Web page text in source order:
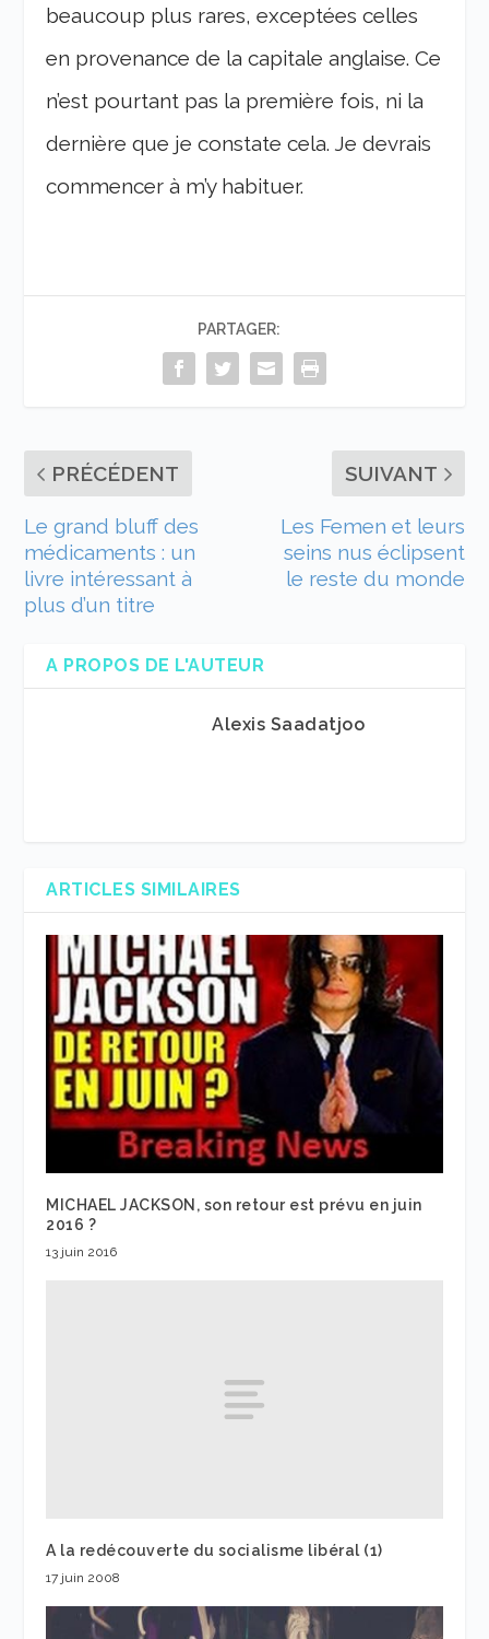
beaucoup plus rares, exceptées celles
en provenance de la capitale anglaise. Ce
n’est pourtant pas la première fois, ni la
dernière que je constate cela. Je devrais
commencer à m’y habituer.
PARTAGER:
PRÉCÉDENT
Le grand bluff des
médicaments : un
livre intéressant à
plus d’un titre
SUIVANT
Les Femen et leurs
seins nus éclipsent
le reste du monde
A PROPOS DE L'AUTEUR
Alexis Saadatjoo
ARTICLES SIMILAIRES
MICHAEL JACKSON, son retour est prévu en juin
2016 ?
13 juin 2016
A la redécouverte du socialisme libéral (1)
17 juin 2008